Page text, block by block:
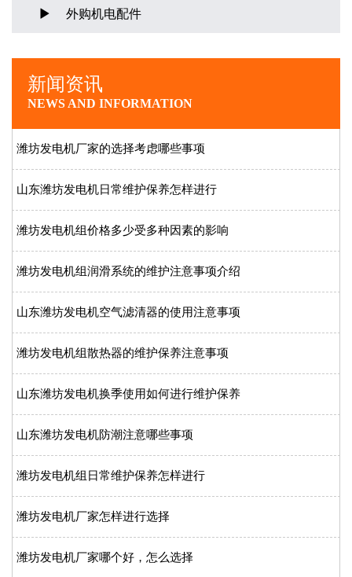
外购机电配件
新闻资讯
NEWS AND INFORMATION
潍坊发电机厂家的选择考虑哪些事项
山东潍坊发电机日常维护保养怎样进行
潍坊发电机组价格多少受多种因素的影响
潍坊发电机组润滑系统的维护注意事项介绍
山东潍坊发电机空气滤清器的使用注意事项
潍坊发电机组散热器的维护保养注意事项
山东潍坊发电机换季使用如何进行维护保养
山东潍坊发电机防潮注意哪些事项
潍坊发电机组日常维护保养怎样进行
潍坊发电机厂家怎样进行选择
潍坊发电机厂家哪个好，怎么选择